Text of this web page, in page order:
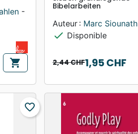
-
shopping_cart
Bibelarbeiten
Auteur : Marc Siounath
check Disponible
Prix de base
2,44 CHF
Prix 1,95 CHF
favorite_border